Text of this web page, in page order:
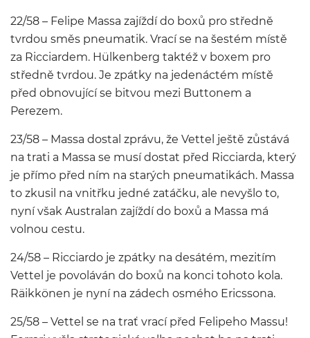
22/58 – Felipe Massa zajíždí do boxů pro středně
tvrdou směs pneumatik. Vrací se na šestém místě
za Ricciardem. Hülkenberg taktéž v boxem pro
středně tvrdou. Je zpátky na jedenáctém místě
před obnovující se bitvou mezi Buttonem a
Perezem.
23/58 – Massa dostal zprávu, že Vettel ještě zůstává
na trati a Massa se musí dostat před Ricciarda, který
je přímo před ním na starých pneumatikách. Massa
to zkusil na vnitřku jedné zatáčku, ale nevyšlo to,
nyní však Australan zajíždí do boxů a Massa má
volnou cestu.
24/58 – Ricciardo je zpátky na desátém, mezitím
Vettel je povoláván do boxů na konci tohoto kola.
Räikkönen je nyní na zádech osmého Ericssona.
25/58 – Vettel se na trať vrací před Felipeho Massu!